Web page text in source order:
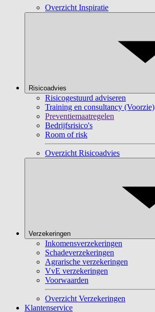
Overzicht Inspiratie
Risicoadvies
Risicogestuurd adviseren
Training en consultancy (Voorzie)
Preventiemaatregelen
Bedrijfsrisico's
Room of risk
Overzicht Risicoadvies
Verzekeringen
Inkomensverzekeringen
Schadeverzekeringen
Agrarische verzekeringen
VvE verzekeringen
Voorwaarden
Overzicht Verzekeringen
Klantenservice